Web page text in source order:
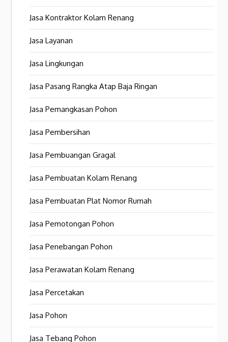
Jasa Kontraktor Kolam Renang
Jasa Layanan
Jasa Lingkungan
Jasa Pasang Rangka Atap Baja Ringan
Jasa Pemangkasan Pohon
Jasa Pembersihan
Jasa Pembuangan Gragal
Jasa Pembuatan Kolam Renang
Jasa Pembuatan Plat Nomor Rumah
Jasa Pemotongan Pohon
Jasa Penebangan Pohon
Jasa Perawatan Kolam Renang
Jasa Percetakan
Jasa Pohon
Jasa Tebang Pohon